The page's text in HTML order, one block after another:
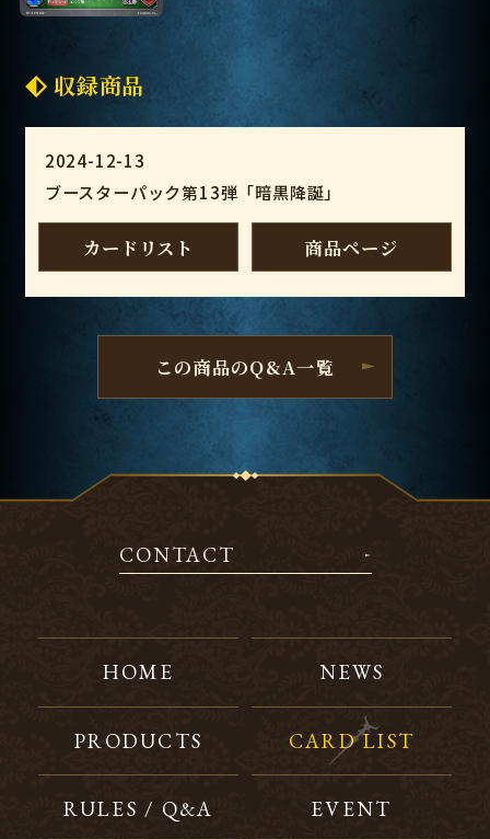
収録商品
2024-12-13
ブースターパック第13弾「暗黒降誕」
カードリスト 商品ページ
この商品のQ&A一覧
CONTACT
HOME NEWS
PRODUCTS CARD LIST
RULES / Q&A EVENT